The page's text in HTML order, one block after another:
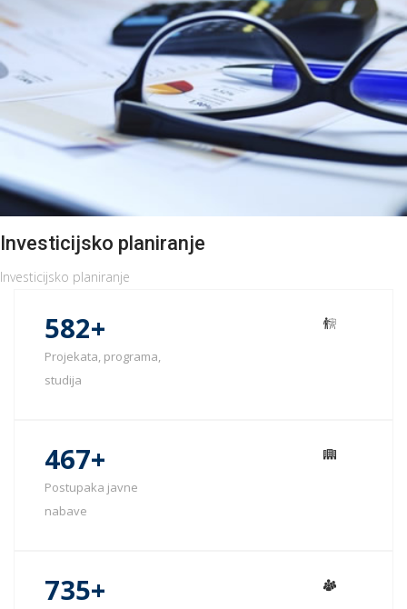
Investicijsko planiranje
Investicijsko planiranje
694+
Projekata, programa,
studija
564+
Postupaka javne
nabave
887+